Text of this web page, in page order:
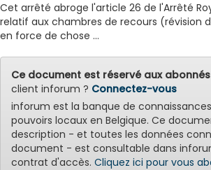
Cet arrêté abroge l'article 26 de l'Arrêté
relatif aux chambres de recours (révision
en force de chose ...
Ce document est réservé aux
client inforum ? Connectez-vous
inforum est la banque de
pouvoirs locaux en Belgique. Ce
description - et toutes les données
document - est consultable dans
contrat d'accès. Cliquez ici pour vous